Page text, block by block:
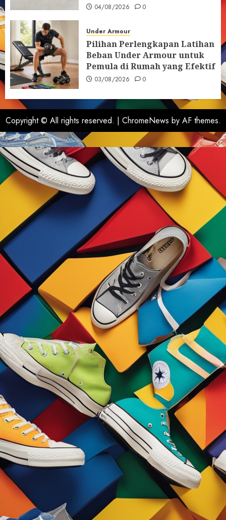
04/08/2026 0
Under Armour
Pilihan Perlengkapan Latihan
Beban Under Armour untuk
Pemula di Rumah yang Efektif
03/08/2026 0
Copyright © All rights reserved. | ChromeNews by AF themes.